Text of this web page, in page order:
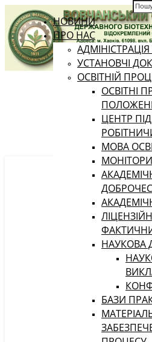
НОВИНИ
ПРО НАС
УСТАНОВЧІ
ОСВІТНІЙ
ОСВІТНІ
ЦЕНТР
МОВА
НАУКОВА
БАЗИ